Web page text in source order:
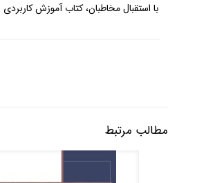
با استقبال مخاطبان، کتاب آموزش
مطالب مرتبط